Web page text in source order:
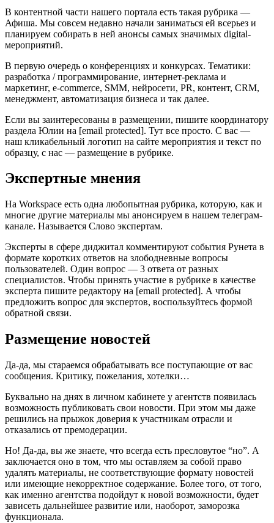
В контентной части нашего портала есть такая рубрика —
Афиша. Мы совсем недавно начали заниматься ей всерьез и
планируем собирать в ней анонсы самых значимых digital-
мероприятий.
В первую очередь о конференциях и конкурсах. Тематики:
разработка / программирование, интернет-реклама и
маркетинг, e-commerce, SMM, нейросети, PR, контент, CRM,
менеджмент, автоматизация бизнеса и так далее.
Если вы заинтересованы в размещении, пишите координатору
раздела Юлии на [email protected]. Тут все просто. С вас —
наш кликабельный логотип на сайте мероприятия и текст по
образцу, с нас — размещение в рубрике.
Экспертные мнения
На Workspace есть одна любопытная рубрика, которую, как и
многие другие материалы мы анонсируем в нашем телеграм-
канале. Называется Слово экспертам.
Эксперты в сфере диджитал комментируют события Рунета в
формате коротких ответов на злободневные вопросы
пользователей. Один вопрос — 3 ответа от разных
специалистов. Чтобы принять участие в рубрике в качестве
эксперта пишите редактору на [email protected]. А чтобы
предложить вопрос для экспертов, воспользуйтесь формой
обратной связи.
Размещение новостей
Да-да, мы стараемся обрабатывать все поступающие от вас
сообщения. Критику, пожелания, хотелки…
Буквально на днях в личном кабинете у агентств появилась
возможность публиковать свои новости. При этом мы даже
решились на прыжок доверия к участникам отрасли и
отказались от премодерации.
Но! Да-да, вы же знаете, что всегда есть пресловутое “но”. А
заключается оно в том, что мы оставляем за собой право
удалять материалы, не соответствующие формату новостей
или имеющие некорректное содержание. Более того, от того,
как именно агентства подойдут к новой возможности, будет
зависеть дальнейшее развитие или, наоборот, заморозка
функционала.